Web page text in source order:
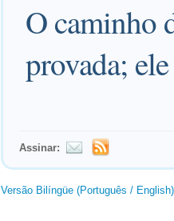
O caminho
provada;
Assinar:
Versão Bilíngüe (Português / English)